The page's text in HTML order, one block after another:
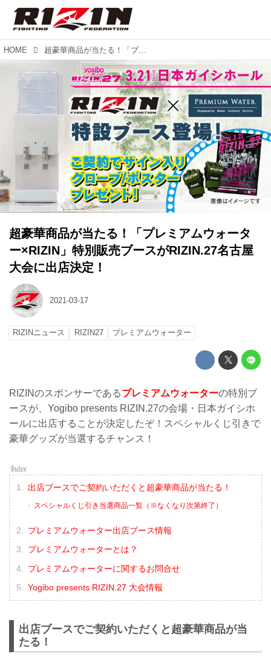
HOME 超豪華商品が当たる！「プレミアムウォーター×RIZIN」特別販売ブースがRIZIN.27名古屋大会に出店決定！
超豪華商品が当たる！「プレミアムウォータ
ー×RIZIN」特別販売ブースがRIZIN.27名古屋
大会に出店決定！
2021-03-17
RIZINニュース RIZIN27 プレミアムウォーター
RIZINのスポンサーであるプレミアムウォーターの特別ブ
ースが、Yogibo presents RIZIN.27の会場・日本ガイシホ
ールに出店することが決定したぞ！スペシャルくじ引きで
豪華グッズが当選するチャンス！
出店ブースでご契約いただくと超豪華商品が当たる！
スペシャルくじ引き当選商品一覧（※なくなり次第終了）
プレミアムウォーター出店ブース情報
プレミアムウォーターとは？
プレミアムウォーターに関するお問合せ
Yogibo presents RIZIN.27 大会情報
出店ブースでご契約いただくと超豪華商品が当
たる！